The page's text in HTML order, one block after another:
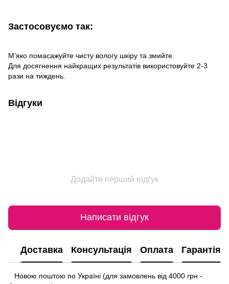
Застосовуємо так:
М’яко помасажуйте чисту вологу шкіру та змийте.
Для досягнення найкращих результатів використовуйте 2-3
рази на тиждень.
Відгуки
Додайте перший відгук
Написати відгук
Доставка Консультація Оплата Гарантія
Новою поштою по Україні (для замовлень від 4000 грн -